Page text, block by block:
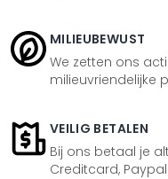
MILIEUBEWUST
We zetten ons
milieuvriendelijke
VEILIG BETALEN
Bij ons betaal je
Creditcard,